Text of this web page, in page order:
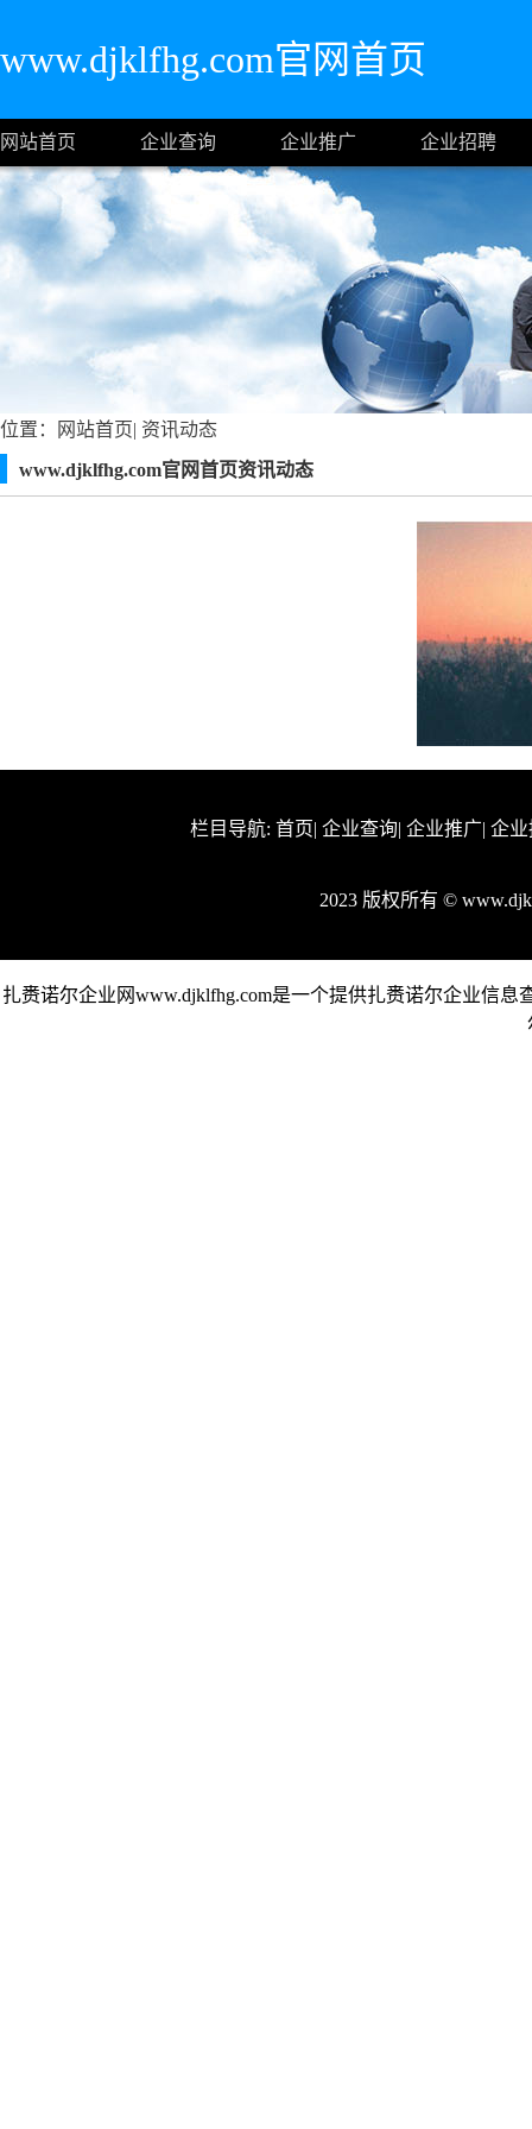
www.djklfhg.com官网首页
网站首页 企业查询 企业推广 企业招聘
位置： 网站首页| 资讯动态
www.djklfhg.com官网首页资讯动态
栏目导航: 首页| 企业查询| 企业推广| 企
2023 版权所有 ©
扎赉诺尔企业网www.djklfhg.com是一个提供扎赉诺尔企业信